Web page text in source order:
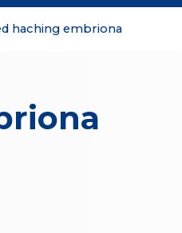
haching embriona